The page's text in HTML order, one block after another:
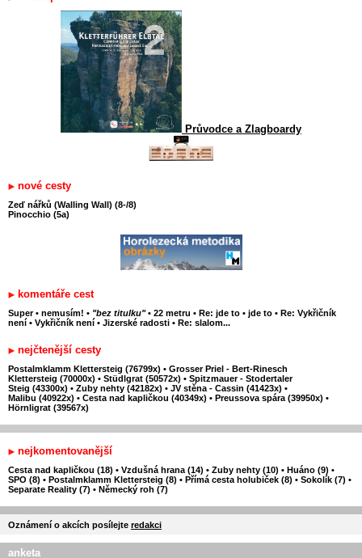
Průvodce a Zlagboardy
nové cesty
Zeď nářků (Walling Wall) (8-/8)
Pinocchio (5a)
komentáře cest
Super • nemusím! • "bez titulku" • 22 metru • Re: jde to • jde to • Re: Vykřičník
není • Vykřičník není • Jizerské radosti • Re: slalom...
nejčtenější cesty
Postalmklamm Klettersteig (76799x) • Grosser Priel - Bert-Rinesch
Klettersteig (70000x) • Stüdlgrat (50572x) • Spitzmauer - Stodertaler
Steig (43300x) • Zuby nehty (42182x) • JV stěna - Cassin (41423x) •
Malibu (40922x) • Cesta nad kapličkou (40349x) • Preussova spára (39950x) •
Hörnligrat (39567x)
nejkomentovanější
Cesta nad kapličkou (18) • Vzdušná hrana (14) • Zuby nehty (10) • Huáno (9) •
SPO (8) • Postalmklamm Klettersteig (8) • Přímá cesta holubiček (8) • Sokolík (7) •
Separate Reality (7) • Německý roh (7)
Oznámení o akcích posílejte redakci
anketa